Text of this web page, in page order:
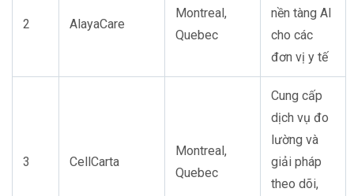
2 AlayaCare
Montreal,
Quebec
nền tàng AI
cho các
đơn vị y tế
3 CellCarta
Montreal,
Quebec
Cung cấp
dịch vụ đo
lường và
giải pháp
theo dõi,